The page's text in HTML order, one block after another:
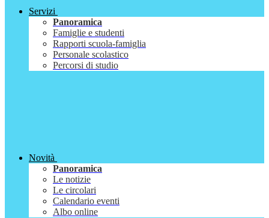
Servizi
Panoramica
Famiglie e studenti
Rapporti scuola-famiglia
Personale scolastico
Percorsi di studio
Novità
Panoramica
Le notizie
Le circolari
Calendario eventi
Albo online